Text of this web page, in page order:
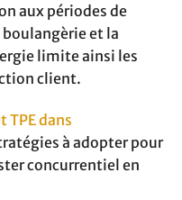
aux périodes de
et la
limite ainsi les
client.
TPE dans
à adopter pour
concurrentiel en